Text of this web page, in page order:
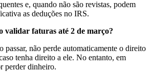
e, quando não são revistas, podem
as deduções no IRS.
validar faturas até 2 de março?
passar, não perde automaticamente o direito
tenha direito a ele. No entanto, em
perder dinheiro.